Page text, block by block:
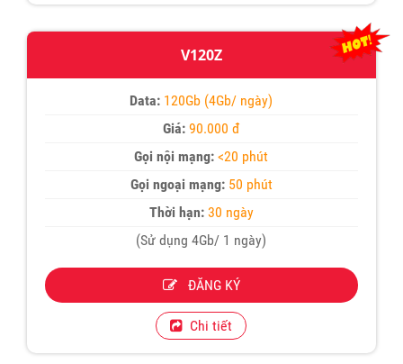
V120Z
Data: 120Gb (4Gb/ ngày)
Giá:90.000 đ
Gọi nội mạng:<20 phút
Gọi ngoại mạng:50 phút
Thời hạn:30 ngày
(Sử dụng 4Gb/ 1 ngày)
ĐĂNG KÝ
Chi tiết